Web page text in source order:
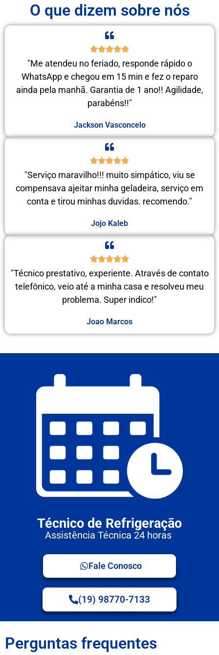
O que dizem sobre nós
"Me atendeu no feriado, responde rápido o
WhatsApp e chegou em 15 min e fez o reparo
ainda pela manhã. Garantia de 1 ano!! Agilidade,
parabéns!!"
Jackson Vasconcelo
"Serviço maravilho!!! muito simpático, viu se
compensava ajeitar minha geladeira, serviço em
conta e tirou minhas duvidas. recomendo."
Jojo Kaleb
"Técnico prestativo, experiente. Através de contato
telefônico, veio até a minha casa e resolveu meu
problema. Super indico!"
Joao Marcos
Técnico de Refrigeração
Assistência Técnica 24 horas
Fale Conosco
(19) 98770-7133
Perguntas frequentes